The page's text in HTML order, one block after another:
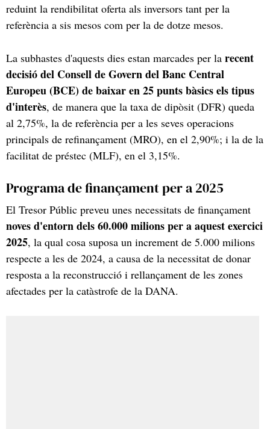
reduint la rendibilitat oferta als inversors tant per la
referència a sis mesos com per la de dotze mesos.
La subhastes d'aquests dies estan marcades per la recent
decisió del Consell de Govern del Banc Central
Europeu (BCE) de baixar en 25 punts bàsics els tipus
d'interès, de manera que la taxa de dipòsit (DFR) queda
al 2,75%, la de referència per a les seves operacions
principals de refinançament (MRO), en el 2,90%; i la de la
facilitat de préstec (MLF), en el 3,15%.
Programa de finançament per a 2025
El Tresor Públic preveu unes necessitats de finançament
noves d'entorn dels 60.000 milions per a aquest exercici
2025, la qual cosa suposa un increment de 5.000 milions
respecte a les de 2024, a causa de la necessitat de donar
resposta a la reconstrucció i rellançament de les zones
afectades per la catàstrofe de la DANA.